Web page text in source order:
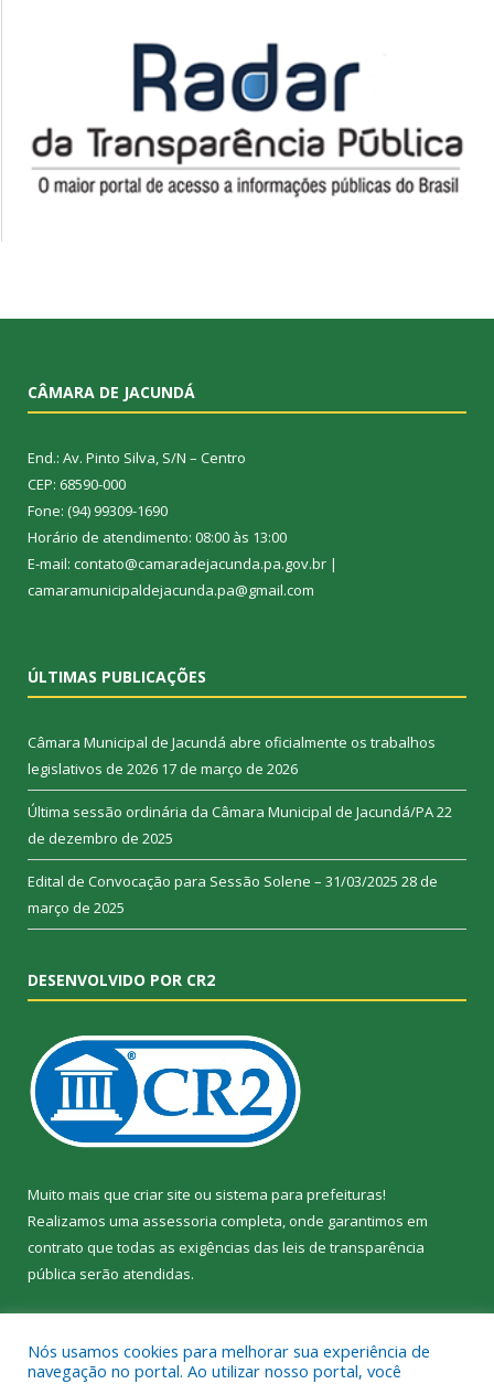
CÂMARA DE JACUNDÁ
End.: Av. Pinto Silva, S/N – Centro
CEP: 68590-000
Fone: (94) 99309-1690
Horário de atendimento: 08:00 às 13:00
E-mail: contato@camaradejacunda.pa.gov.br |
camaramunicipaldejacunda.pa@gmail.com
ÚLTIMAS PUBLICAÇÕES
Câmara Municipal de Jacundá abre oficialmente os trabalhos
legislativos de 2026 17 de março de 2026
Última sessão ordinária da Câmara Municipal de Jacundá/PA22
de dezembro de 2025
Edital de Convocação para Sessão Solene – 31/03/2025 28 de
março de 2025
DESENVOLVIDO POR CR2
Muito mais que criar site ou sistema para prefeituras!
Realizamos uma assessoria completa, onde garantimos em
contrato que todas as exigências das leis de transparência
pública serão atendidas.
Nós usamos cookies para melhorar sua experiência de
navegação no portal. Ao utilizar nosso portal, você